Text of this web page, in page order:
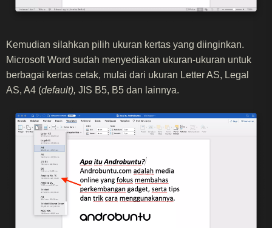
Kemudian silahkan pilih ukuran kertas yang diinginkan.
Microsoft Word sudah menyediakan ukuran-ukuran untuk
berbagai kertas cetak, mulai dari ukuran Letter AS, Legal
AS, A4 (default), JIS B5, B5 dan lainnya.